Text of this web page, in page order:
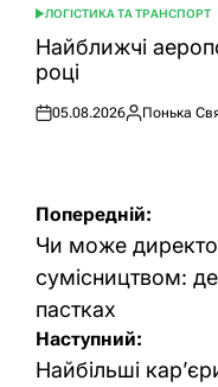
ОПУБЛІКУВАТИ
У
ЛОГІСТИКА ТА ТРАНСПОРТ
Найближчі
році
Оприлюднено
05.08.2026
Опубліковано
Понька
Навігація
записів
Попередній:
Чи може
сумісництвом:
пастках
Наступний:
Найбільші